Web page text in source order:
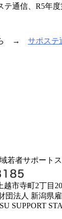
テ通信、R5年度
ら → サポステ
若者サポート
越市寺町2丁目
団法人 新潟県
SUPPORT